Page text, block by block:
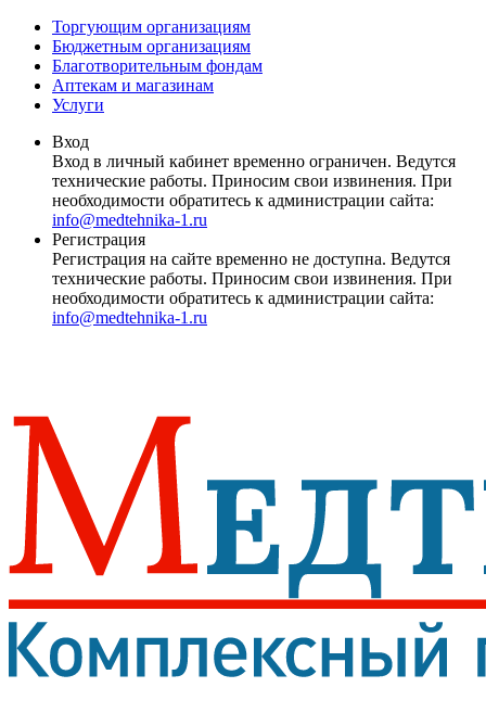
Торгующим организациям
Бюджетным организациям
Благотворительным фондам
Аптекам и магазинам
Услуги
Вход
Вход в личный кабинет временно ограничен. Ведутся
технические работы. Приносим свои извинения. При
необходимости обратитесь к администрации сайта:
info@medtehnika-1.ru
Регистрация
Регистрация на сайте временно не доступна. Ведутся
технические работы. Приносим свои извинения. При
необходимости обратитесь к администрации сайта:
info@medtehnika-1.ru